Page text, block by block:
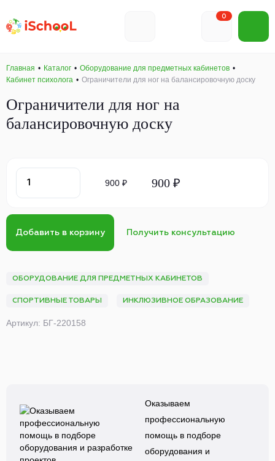
0
Главная Каталог
Оборудование для предметных кабинетов
Кабинет психолога
Ограничители для ног на балансировочную доску
Ограничители для ног на
балансировочную доску
ОБОРУДОВАНИЕ ДЛЯ ПРЕДМЕТНЫХ КАБИНЕТОВ
СПОРТИВНЫЕ ТОВАРЫ ИНКЛЮЗИВНОЕ ОБРАЗОВАНИЕ
Артикул: БГ-220158
900 ₽ 900 ₽
Добавить в корзину Получить консультацию
Оказываем
профессиональную
помощь в подборе
оборудования и